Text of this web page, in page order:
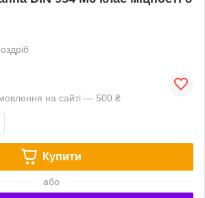
на сайті — 500 ₴
Купити
або